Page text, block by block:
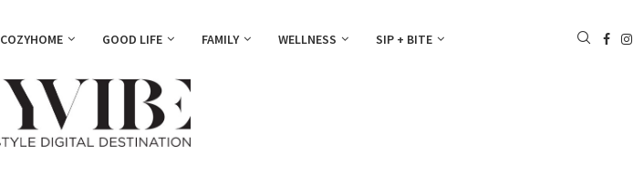
COZYHOME GOOD LIFE FAMILY WELLNESS SIP + BITE